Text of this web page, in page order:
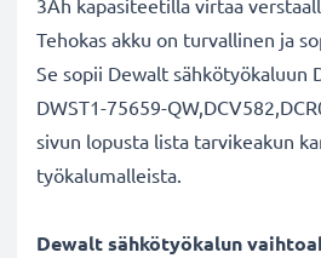
3Ah kapasiteetilla virtaa
Tehokas akku on turvallinen ja
Se sopii Dewalt sähkötyökaluun
DWST1-75659-
sivun lopusta lista tarvikeakun
työkalumalleista.
Dewalt sähkötyökalun